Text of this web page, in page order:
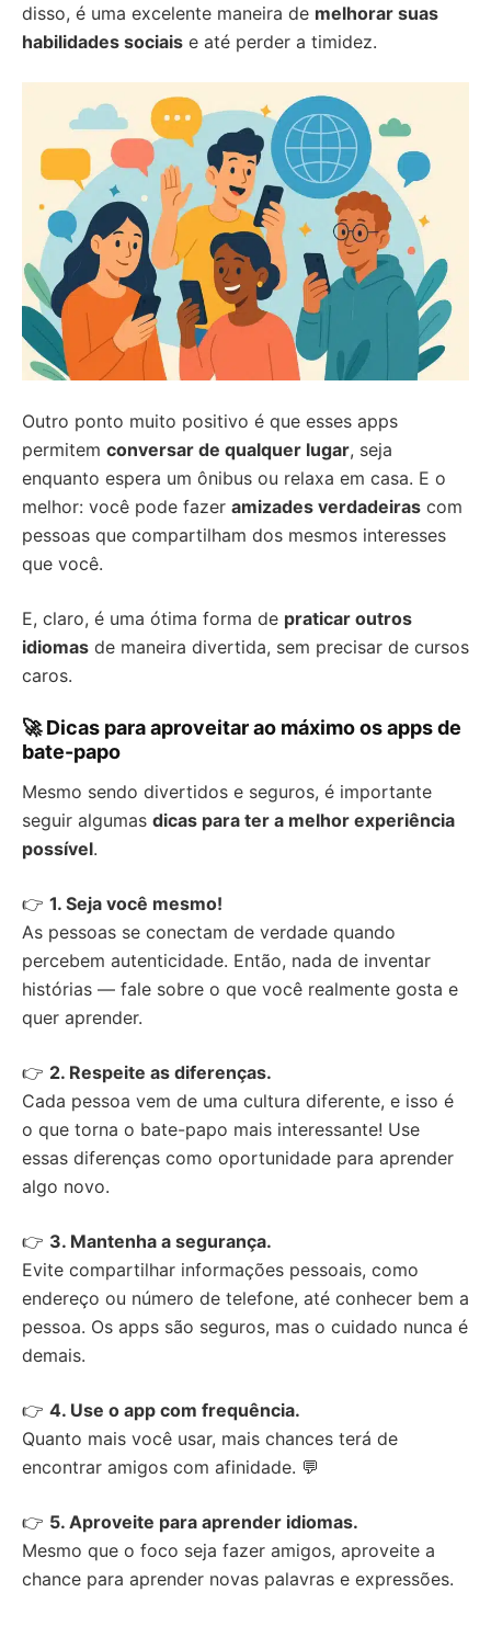
disso, é uma excelente maneira de melhorar suas
habilidades sociais e até perder a timidez.
Outro ponto muito positivo é que esses apps
permitem conversar de qualquer lugar, seja
enquanto espera um ônibus ou relaxa em casa. E o
melhor: você pode fazer amizades verdadeiras com
pessoas que compartilham dos mesmos interesses
que você.
E, claro, é uma ótima forma de praticar outros
idiomas de maneira divertida, sem precisar de cursos
caros.
🚀 Dicas para aproveitar ao máximo os apps de
bate-papo
Mesmo sendo divertidos e seguros, é importante
seguir algumas dicas para ter a melhor experiência
possível.
👉 1. Seja você mesmo!
As pessoas se conectam de verdade quando
percebem autenticidade. Então, nada de inventar
histórias — fale sobre o que você realmente gosta e
quer aprender.
👉 2. Respeite as diferenças.
Cada pessoa vem de uma cultura diferente, e isso é
o que torna o bate-papo mais interessante! Use
essas diferenças como oportunidade para aprender
algo novo.
👉 3. Mantenha a segurança.
Evite compartilhar informações pessoais, como
endereço ou número de telefone, até conhecer bem a
pessoa. Os apps são seguros, mas o cuidado nunca é
demais.
👉 4. Use o app com frequência.
Quanto mais você usar, mais chances terá de
encontrar amigos com afinidade. 💬
👉 5. Aproveite para aprender idiomas.
Mesmo que o foco seja fazer amigos, aproveite a
chance para aprender novas palavras e expressões.